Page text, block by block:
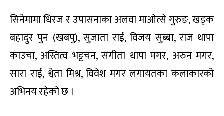
सिनेमामा धिरज र उपासनाका अलवा माओत्से गुरुङ, खड्क
बहादुर पुन (खबपु), सुजाता राई, विजय सुब्बा, राज थापा
काउचा, अस्तित्व भट्टचन, संगीता थापा मगर, अरुन मगर,
सारा राई, श्वेता मिश्र, विवेश मगर लगायतका कलाकारको
अभिनय रहेको छ ।